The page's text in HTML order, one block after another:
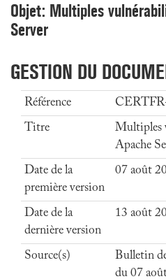
Objet: Multiples
Server
GESTION DU
Référence
Titre
Multiples
Apache
Date de la
première version
07 août
Date de la
dernière version
13 août
Source(s)
Bulletin
du 07